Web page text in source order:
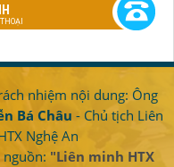
nhiệm nội dung: Ông
Bá Châu - Chủ tịch Liên
Nghệ An
"Liên minh HTX